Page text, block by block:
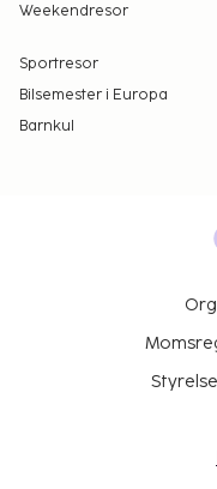
Weekendresor
Sportresor
Bilsemester i Europa
Barnkul